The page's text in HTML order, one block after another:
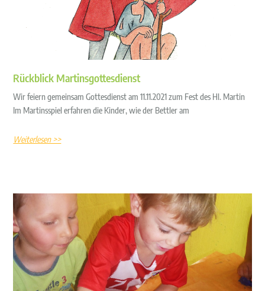
Rückblick Martinsgottesdienst
Wir feiern gemeinsam Gottesdienst am 11.11.2021 zum Fest des Hl. Martin
Im Martinsspiel erfahren die Kinder, wie der Bettler am
Weiterlesen >>